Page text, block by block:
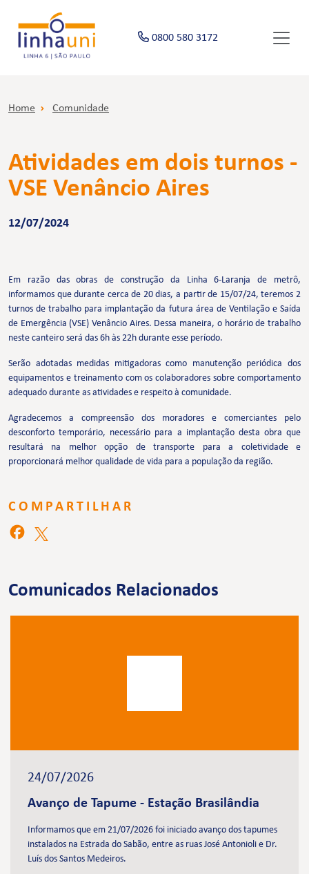
0800 580 3172
Home Comunidade
Atividades em dois turnos -
VSE Venâncio Aires
12/07/2024
Em razão das obras de construção da Linha 6-Laranja de metrô,
informamos que durante cerca de 20 dias, a partir de 15/07/24, teremos 2
turnos de trabalho para implantação da futura área de Ventilação e Saída
de Emergência (VSE) Venâncio Aires. Dessa maneira, o horário de trabalho
neste canteiro será das 6h às 22h durante esse período.
Serão adotadas medidas mitigadoras como manutenção periódica dos
equipamentos e treinamento com os colaboradores sobre comportamento
adequado durante as atividades e respeito à comunidade.
Agradecemos a compreensão dos moradores e comerciantes pelo
desconforto temporário, necessário para a implantação desta obra que
resultará na melhor opção de transporte para a coletividade e
proporcionará melhor qualidade de vida para a população da região.
COMPARTILHAR
Comunicados Relacionados
24/07/2026
Avanço de Tapume - Estação Brasilândia
Informamos que em 21/07/2026 foi iniciado avanço dos tapumes
instalados na Estrada do Sabão, entre as ruas José Antonioli e Dr.
Luís dos Santos Medeiros.